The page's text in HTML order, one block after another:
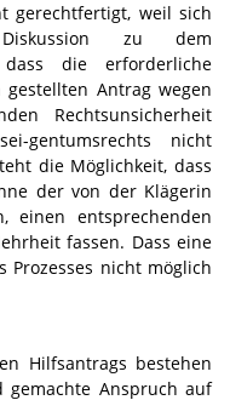
gerechtfertigt, weil sich
zu dem
die erforderliche
Antrag wegen
Rechtsunsicherheit
gentumsrechts nicht
die Möglichkeit, dass
der von der Klägerin
einen entsprechenden
fassen. Dass eine
Prozesses nicht möglich
Hilfsantrags bestehen
gemachte Anspruch auf